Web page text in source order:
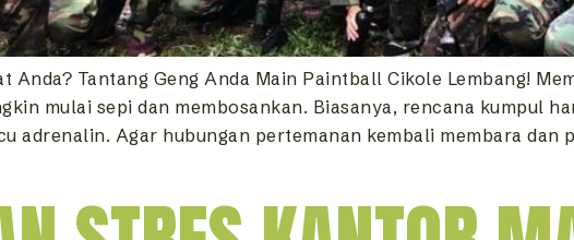
Anda? Tantang Geng Anda Main Paintball Cikole Lembang!
mulai sepi dan membosankan. Biasanya, rencana kumpul
adrenalin. Agar hubungan pertemanan kembali membara dan